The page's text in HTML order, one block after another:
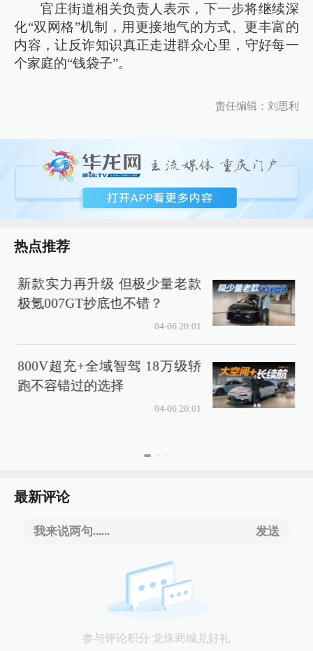
官庄街道相关负责人表示，下一步将继续深
化“双网格”机制，用更接地气的方式、更丰富的
内容，让反诈知识真正走进群众心里，守好每一
个家庭的“钱袋子”。
责任编辑：刘思利
热点推荐
新款实力再升级 但极少量老款
极氪007GT抄底也不错？
04-06 20:01
800V超充+全域智驾 18万级轿
跑不容错过的选择
04-06 20:01
最新评论
我来说两句...... 发送
参与评论积分 龙珠商城兑好礼